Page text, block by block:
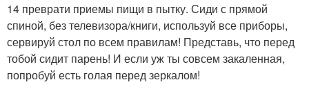
14 преврати приемы пищи в пытку. Сиди с прямой
спиной, без телевизора/книги, используй все приборы,
сервируй стол по всем правилам! Представь, что перед
тобой сидит парень! И если уж ты совсем закаленная,
попробуй есть голая перед зеркалом!